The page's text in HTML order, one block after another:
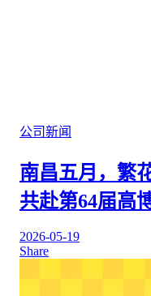
公司新闻
南昌五月，繁
共赴第64届高
2026-05-19
Share